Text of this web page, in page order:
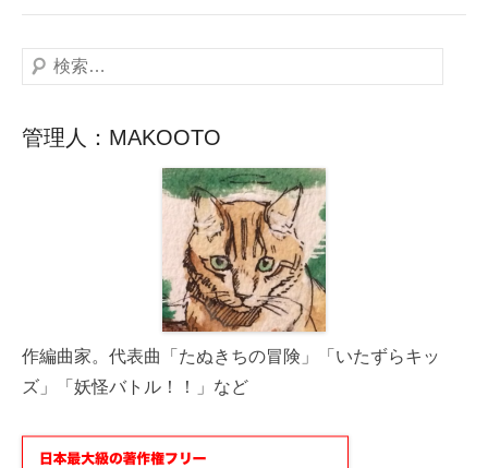
検
管理人：MAKOOTO
作編曲家。代表曲「たぬきちの冒険」「いたずらキッ
ズ」「妖怪バトル！！」など